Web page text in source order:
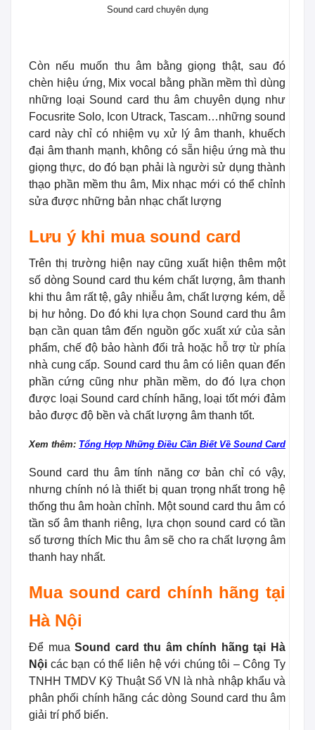
Sound card chuyên dụng
Còn nếu muốn thu âm bằng giọng thật, sau đó
chèn hiệu ứng, Mix vocal bằng phần mềm thì dùng
những loại Sound card thu âm chuyên dụng như
Focusrite Solo, Icon Utrack, Tascam…những sound
card này chỉ có nhiệm vụ xử lý âm thanh, khuếch
đại âm thanh mạnh, không có sẵn hiệu ứng mà thu
giọng thực, do đó bạn phải là người sử dụng thành
thạo phần mềm thu âm, Mix nhạc mới có thể chỉnh
sửa được những bản nhạc chất lượng
Lưu ý khi mua sound card
Trên thị trường hiện nay cũng xuất hiện thêm một
số dòng Sound card thu kém chất lượng, âm thanh
khi thu âm rất tệ, gây nhiễu âm, chất lượng kém, dễ
bị hư hỏng. Do đó khi lựa chọn Sound card thu âm
bạn cần quan tâm đến nguồn gốc xuất xứ của sản
phẩm, chế độ bảo hành đổi trả hoặc hỗ trợ từ phía
nhà cung cấp. Sound card thu âm có liên quan đến
phần cứng cũng như phần mềm, do đó lựa chọn
được loại Sound card chính hãng, loại tốt mới đảm
bảo được độ bền và chất lượng âm thanh tốt.
Xem thêm: Tổng Hợp Những Điều Cần Biết Về Sound Card
Sound card thu âm tính năng cơ bản chỉ có vậy,
nhưng chính nó là thiết bị quan trọng nhất trong hệ
thống thu âm hoàn chỉnh. Một sound card thu âm có
tần số âm thanh riêng, lựa chọn sound card có tần
số tương thích Mic thu âm sẽ cho ra chất lượng âm
thanh hay nhất.
Mua sound card chính hãng tại
Hà Nội
Để muaSound card thu âm chính hãng tại Hà
Nội các bạn có thể liên hệ với chúng tôi – Công Ty
TNHH TMDV Kỹ Thuật Số VN là nhà nhập khẩu và
phân phối chính hãng các dòng Sound card thu âm
giải trí phổ biến.